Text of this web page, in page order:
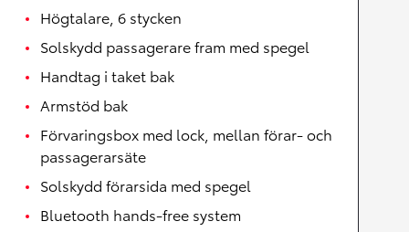
Högtalare, 6 stycken
Solskydd passagerare fram med spegel
Handtag i taket bak
Armstöd bak
Förvaringsbox med lock, mellan förar- och
passagerarsäte
Solskydd förarsida med spegel
Bluetooth hands-free system